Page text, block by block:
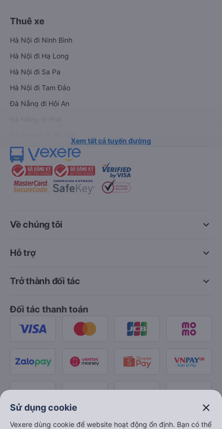
Thuê xe
Hà Nội đi Ninh Bình
Hà Nội đi Hạ Long
Hà Nội đi Sa Pa
Hà Nội đi Tam Đảo
Đà Nẵng đi Hội An
Xem tất cả tuyến đường
keyboard_arrow_down
Về chúng tôi
keyboard_arrow_down
Hỗ trợ
keyboard_arrow_down
Trở thành đối tác
Đối tác thanh toán
Sử dụng cookie close
Vexere dùng cookie để website hoạt động ổn định. Bạn có thể